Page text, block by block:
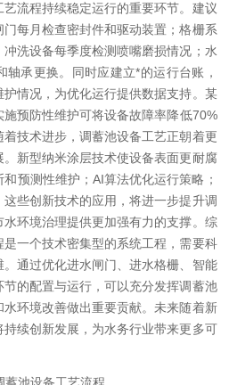
艺流程持续稳定运行的重要环节。建议
每月检查密封件和驱动装置；格栅系
洗设备每季度检测喷嘴磨损情况；水
承更换。同时应建立*的运行台账，
情况，为优化运行提供数据支持。某
预防性维护可将设备故障率降低70%
着技术进步，调蓄池设备工艺正朝着更
新型纳米涂层技术使设备表面更耐腐
预测性维护；AI算法优化运行策略；
些创新技术的应用，将进一步提升调
环境治理提供更加强有力的支撑。 综
是一个技术密集型的系统工程，需要科
通过优化进水闸门、进水格栅、智能
的配置与运行，可以充分发挥调蓄池
环境改善做出重要贡献。未来随着新
续创新发展，为水务行业带来更多可